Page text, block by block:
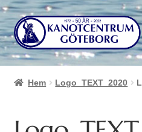
Hoppa
till
navigering
Hoppa
till
innehåll
Hem Logo_TEXT_2020